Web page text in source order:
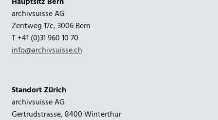
archivsuisse AG
Zentweg 17c, 3006 Bern
T +41 (0)31 960 10 70
info@archivsuisse.ch
Standort Zürich
archivsuisse AG
Gertrudstrasse, 8400 Winterthur